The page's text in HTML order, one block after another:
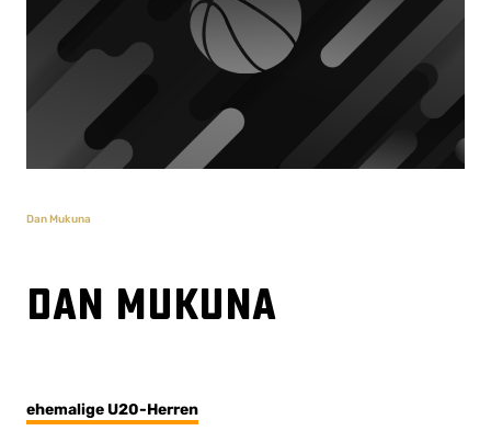
Dan Mukuna
Dan Mukuna
ehemalige U20-Herren